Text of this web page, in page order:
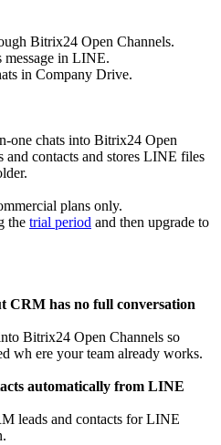
Bitrix24 Open Channels.
message in LINE.
in Company Drive.
one chats into Bitrix24 Open
and contacts and stores LINE files
plans only.
the trial period and then upgrade to
CRM has no full conversation
Bitrix24 Open Channels so
wh ere your team already works.
automatically from LINE
leads and contacts for LINE